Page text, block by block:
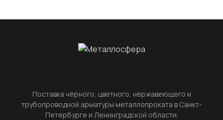
Поставка чёрного, цветного, нержавеющего и
трубопроводной арматуры металлопроката в Санкт-
Петербурге и Ленинградской области.